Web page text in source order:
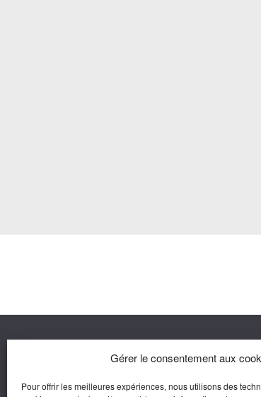
Gérer le consentement aux
Pour offrir les meilleures expériences, nous utilisons des